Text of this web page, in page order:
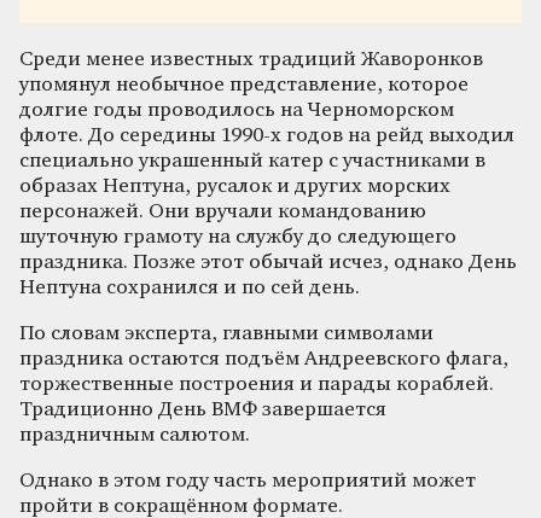
Среди менее известных традиций Жаворонков
упомянул необычное представление, которое
долгие годы проводилось на Черноморском
флоте. До середины 1990-х годов на рейд выходил
специально украшенный катер с участниками в
образах Нептуна, русалок и других морских
персонажей. Они вручали командованию
шуточную грамоту на службу до следующего
праздника. Позже этот обычай исчез, однако День
Нептуна сохранился и по сей день.
По словам эксперта, главными символами
праздника остаются подъём Андреевского флага,
торжественные построения и парады кораблей.
Традиционно День ВМФ завершается
праздничным салютом.
Однако в этом году часть мероприятий может
пройти в сокращённом формате.